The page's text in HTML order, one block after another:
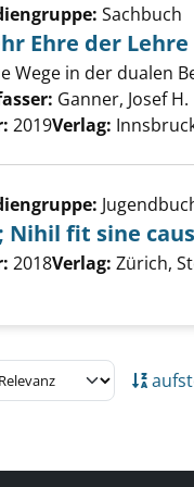
Details von Mehr
Sachbuch
Ehre der Lehre
Wege in der dualen
Ganner, Josef H.
2019Verlag:
Details von 01.;
Nihil fit sine
nach diesem
2018Verlag: Zürich,